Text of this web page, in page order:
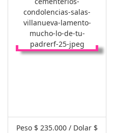
Peso $ 235.000 / Dolar $